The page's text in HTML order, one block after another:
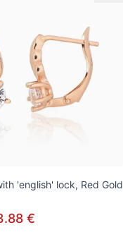
'english' lock, Red Gold
€